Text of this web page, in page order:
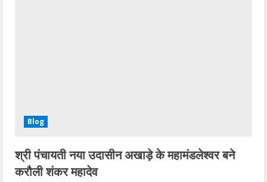
Blog
श्री पंचायती नया उदासीन अखाड़े के महामंडलेश्वर बने
करौली शंकर महादेव